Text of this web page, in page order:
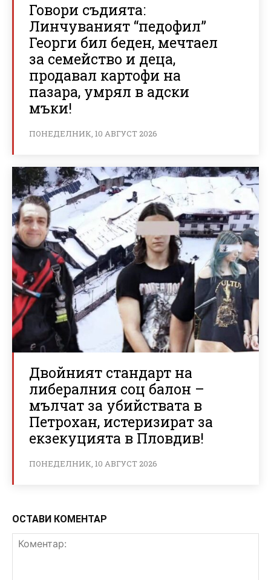
Говори съдията:
Линчуваният “педофил”
Георги бил беден, мечтаел
за семейство и деца,
продавал картофи на
пазара, умрял в адски
мъки!
ПОНЕДЕЛНИК, 10 АВГУСТ 2026
Двойният стандарт на
либералния соц балон –
мълчат за убийствата в
Петрохан, истеризират за
екзекуцията в Пловдив!
ПОНЕДЕЛНИК, 10 АВГУСТ 2026
ОСТАВИ КОМЕНТАР